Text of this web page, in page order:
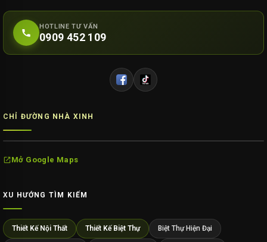
HOTLINE TƯ VẤN
0909 452 109
CHỈ ĐƯỜNG NHÀ XINH
Mở Google Maps
XU HƯỚNG TÌM KIẾM
Thiết Kế Nội Thất Thiết Kế Biệt Thự Biệt Thự Hiện Đại